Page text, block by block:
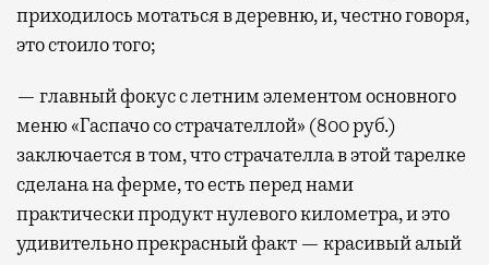
приходилось мотаться в деревню, и, честно говоря,
это стоило того;
— главный фокус с летним элементом основного
меню «Гаспачо со страчателлой» (800 руб.)
заключается в том, что страчателла в этой тарелке
сделана на ферме, то есть перед нами
практически продукт нулевого километра, и это
удивительно прекрасный факт — красивый алый